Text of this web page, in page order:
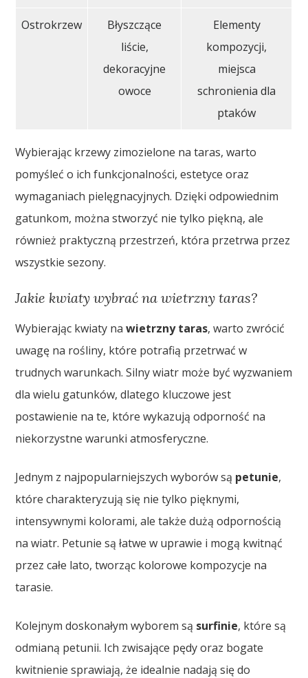
Ostrokrzew
Błyszczące
liście,
dekoracyjne
owoce
Elementy
kompozycji,
miejsca
schronienia dla
ptaków
Wybierając krzewy zimozielone na taras, warto
pomyśleć o ich funkcjonalności, estetyce oraz
wymaganiach pielęgnacyjnych. Dzięki odpowiednim
gatunkom, można stworzyć nie tylko piękną, ale
również praktyczną przestrzeń, która przetrwa przez
wszystkie sezony.
Jakie kwiaty wybrać na wietrzny taras?
Wybierając kwiaty nawietrzny taras, warto zwrócić
uwagę na rośliny, które potrafią przetrwać w
trudnych warunkach. Silny wiatr może być wyzwaniem
dla wielu gatunków, dlatego kluczowe jest
postawienie na te, które wykazują odporność na
niekorzystne warunki atmosferyczne.
Jednym z najpopularniejszych wyborów są petunie,
które charakteryzują się nie tylko pięknymi,
intensywnymi kolorami, ale także dużą odpornością
na wiatr. Petunie są łatwe w uprawie i mogą kwitnąć
przez całe lato, tworząc kolorowe kompozycje na
tarasie.
Kolejnym doskonałym wyborem są surfinie, które są
odmianą petunii. Ich zwisające pędy oraz bogate
kwitnienie sprawiają, że idealnie nadają się do